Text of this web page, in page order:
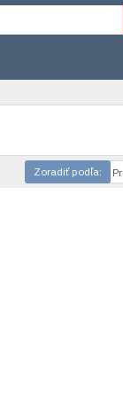
Zoradiť podľa: